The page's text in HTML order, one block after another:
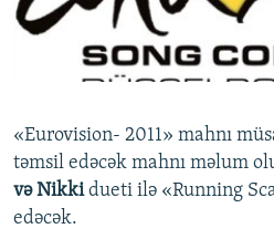
KARIKATURA
İSLAM VƏ DEMOKRATIYA
İZ - MƏDƏNIYYƏT PROQRAMI
PEŞƏ ETIKASI VƏ JURNALISTIKA
MATERIALLARIMIZDAN ISTIFADƏ
BIZIMLƏ ƏLAQƏ
XƏBƏR BÜLLETENLƏRIMIZ
BIZI IZLƏ
«Eurovision- 2011» mahnı
təmsil edəcək mahnı məlum
və Nikkidueti ilə «Running
edəcək.